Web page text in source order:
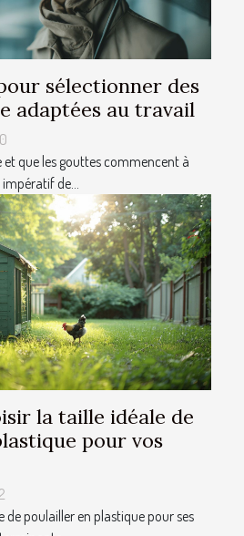
sélectionner des
adaptées au travail
et que les gouttes commencent à
de...
la taille idéale de
pour vos
de poulailler en plastique pour ses